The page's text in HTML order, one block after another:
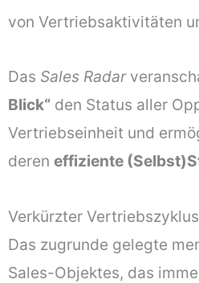
von Vertriebsaktivitäten
Das Sales Radar
Blick“ den Status aller
Vertriebseinheit und
deren effiziente
Verkürzter Vertriebszyklus
Das zugrunde gelegte
Sales-Objektes, das